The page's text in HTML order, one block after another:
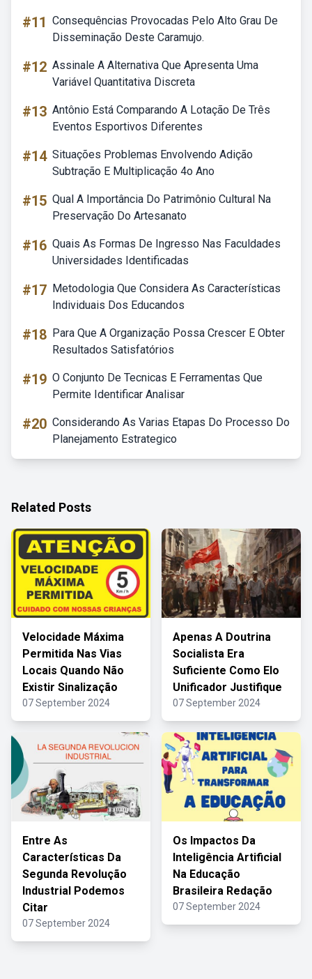
#11 Consequências Provocadas Pelo Alto Grau De
Disseminação Deste Caramujo.
#12 Assinale A Alternativa Que Apresenta Uma
Variável Quantitativa Discreta
#13 Antônio Está Comparando A Lotação De Três
Eventos Esportivos Diferentes
#14 Situações Problemas Envolvendo Adição
Subtração E Multiplicação 4o Ano
#15 Qual A Importância Do Patrimônio Cultural Na
Preservação Do Artesanato
#16 Quais As Formas De Ingresso Nas Faculdades
Universidades Identificadas
#17 Metodologia Que Considera As Características
Individuais Dos Educandos
#18 Para Que A Organização Possa Crescer E Obter
Resultados Satisfatórios
#19 O Conjunto De Tecnicas E Ferramentas Que
Permite Identificar Analisar
#20 Considerando As Varias Etapas Do Processo Do
Planejamento Estrategico
Related Posts
Velocidade Máxima
Permitida Nas Vias
Locais Quando Não
Existir Sinalização
07 September 2024
Apenas A Doutrina
Socialista Era
Suficiente Como Elo
Unificador Justifique
07 September 2024
Entre As
Características Da
Segunda Revolução
Industrial Podemos
Citar
07 September 2024
Os Impactos Da
Inteligência Artificial
Na Educação
Brasileira Redação
07 September 2024